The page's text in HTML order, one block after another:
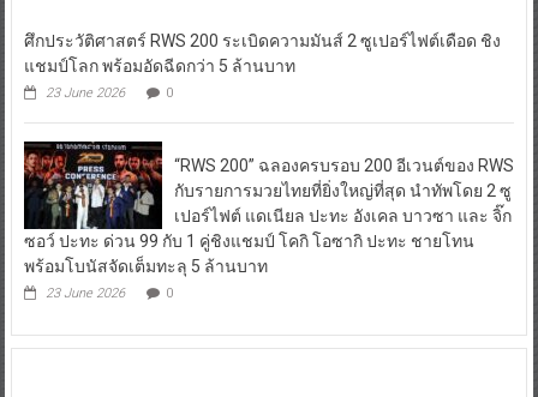
ศึกประวัติศาสตร์ RWS 200 ระเบิดความมันส์ 2 ซูเปอร์ไฟต์เดือด ชิง
แชมป์โลก พร้อมอัดฉีดกว่า 5 ล้านบาท
23 June 2026 0
“RWS 200” ฉลองครบรอบ 200 อีเวนต์ของ RWS
กับรายการมวยไทยที่ยิ่งใหญ่ที่สุด นำทัพโดย 2 ซู
เปอร์ไฟต์ แดเนียล ปะทะ อังเคล บาวซา และ จิ๊ก
ซอว์ ปะทะ ด่วน 99 กับ 1 คู่ชิงแชมป์ โคกิ โอซากิ ปะทะ ชายโทน
พร้อมโบนัสจัดเต็มทะลุ 5 ล้านบาท
23 June 2026 0